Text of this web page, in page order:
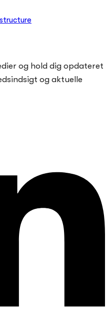
og hold dig opdateret
og aktuelle